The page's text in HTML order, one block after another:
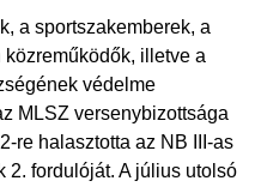
a sportszakemberek, a
közreműködők, illetve a
védelme
MLSZ versenybizottsága
re halasztotta az NB III-as
2. fordulóját. A július utolsó